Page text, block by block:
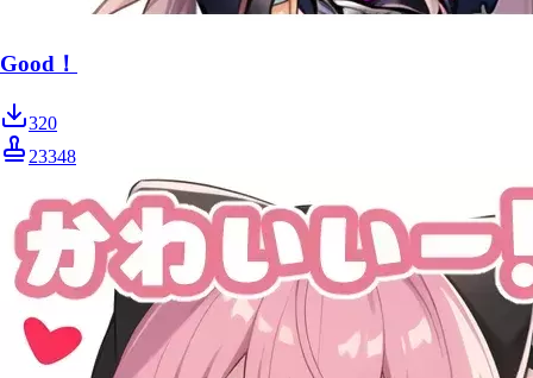
Good！
320
23348